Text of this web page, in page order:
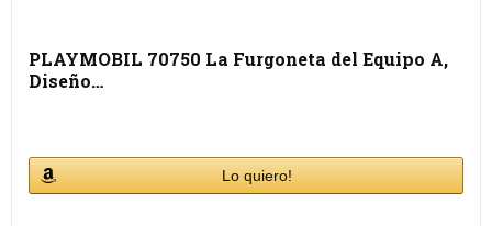
PLAYMOBIL 70750 La Furgoneta del Equipo A,
Diseño…
Lo quiero!